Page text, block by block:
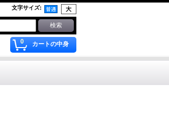
文字サイズ:
0 カートの中身